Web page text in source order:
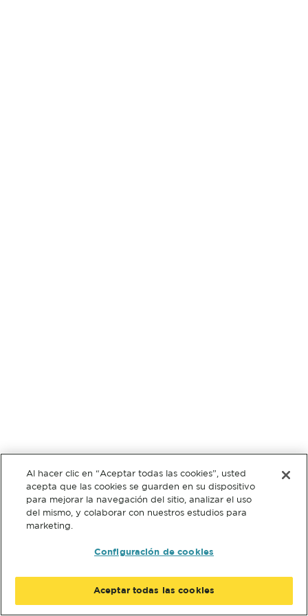
Al hacer clic en “Aceptar todas las cookies”, usted
acepta que las cookies se guarden en su dispositivo
para mejorar la navegación del sitio, analizar el uso
del mismo, y colaborar con nuestros estudios para
marketing.
Configuración de cookies
Aceptar todas las cookies